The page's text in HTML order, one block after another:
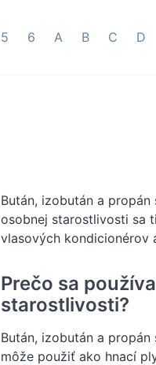
5 6 A B C D
Bután, izobután a
osobnej starostlivosti sa
vlasových kondicionérov
Prečo sa
starostlivosti?
Bután, izobután a
môže použiť ako hnací